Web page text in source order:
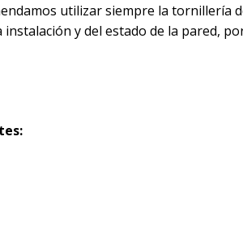
utilizar siempre la tornillería
y del estado de la pared,